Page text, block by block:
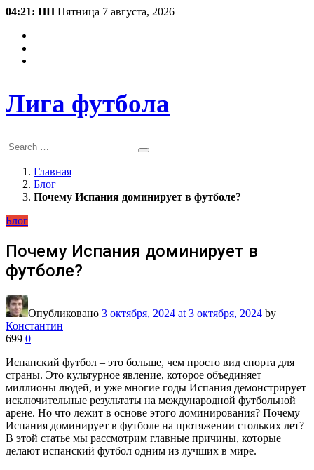
04:21: ПП Пятница 7 августа, 2026
Лига футбола
Search
Главная
Блог
Почему Испания доминирует в футболе?
Блог
Почему Испания доминирует в
футболе?
Опубликовано 3 октября, 2024 at 3 октября, 2024 by
Константин
699 0
Испанский футбол – это больше, чем просто вид спорта для
страны. Это культурное явление, которое объединяет
миллионы людей, и уже многие годы Испания демонстрирует
исключительные результаты на международной футбольной
арене. Но что лежит в основе этого доминирования? Почему
Испания доминирует в футболе на протяжении стольких лет?
В этой статье мы рассмотрим главные причины, которые
делают испанский футбол одним из лучших в мире.